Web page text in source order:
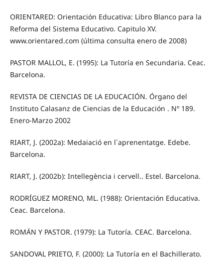
ORIENTARED: Orientación Educativa: Libro Blanco para la
Reforma del Sistema Educativo. Capitulo XV.
www.orientared.com (última consulta enero de 2008)
PASTOR MALLOL, E. (1995): La Tutoría en Secundaria. Ceac.
Barcelona.
REVISTA DE CIENCIAS DE LA EDUCACIÓN. Órgano del
Instituto Calasanz de Ciencias de la Educación . Nº 189.
Enero-Marzo 2002
RIART, J. (2002a): Medaiació en l´aprenentatge. Edebe.
Barcelona.
RIART, J. (2002b): Intellegència i cervell.. Estel. Barcelona.
RODRÍGUEZ MORENO, ML. (1988): Orientación Educativa.
Ceac. Barcelona.
ROMÁN Y PASTOR. (1979): La Tutoría. CEAC. Barcelona.
SANDOVAL PRIETO, F. (2000): La Tutoría en el Bachillerato.